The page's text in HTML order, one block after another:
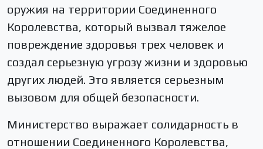
оружия на территории Соединенного
Королевства, который вызвал тяжелое
повреждение здоровья трех человек и
создал серьезную угрозу жизни и здоровью
других людей. Это является серьезным
вызовом для общей безопасности.
Министерство выражает солидарность в
отношении Соединенного Королевства,